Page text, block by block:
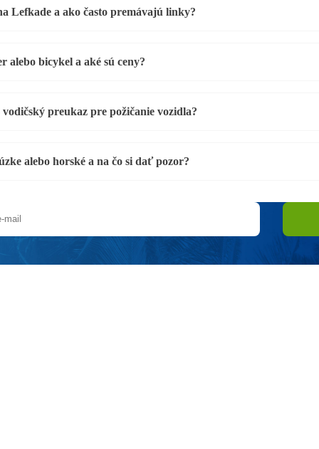
Lefkade a ako často premávajú linky?
alebo bicykel a aké sú ceny?
preukaz pre požičanie vozidla?
alebo horské a na čo si dať pozor?